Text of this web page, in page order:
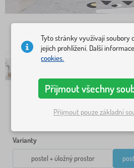
Rozměr postele
Varianty
postel + úložný prostor
Tyto stránky využívají soubory
jejich prohlížení. Další
cookies.
Přijmout všechny
Přijmout pouze základní